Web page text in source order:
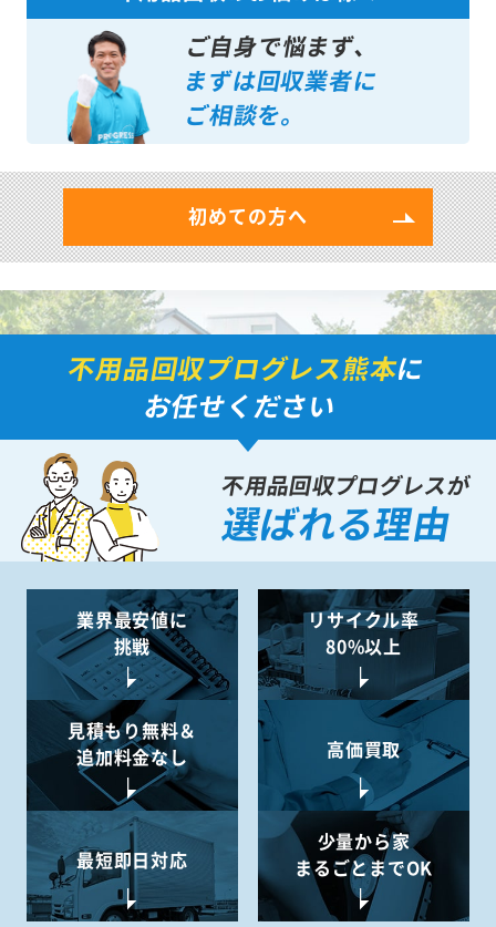
ご自身で悩まず、
まずは回収業者に
ご相談を。
初めての方へ
不用品回収プログレス熊本に
お任せください
不用品回収プログレスが
選ばれる理由
業界最安値に
挑戦
リサイクル率
80%以上
見積もり無料＆
追加料金なし
高価買取
最短即日対応
少量から家
まるごとまでOK